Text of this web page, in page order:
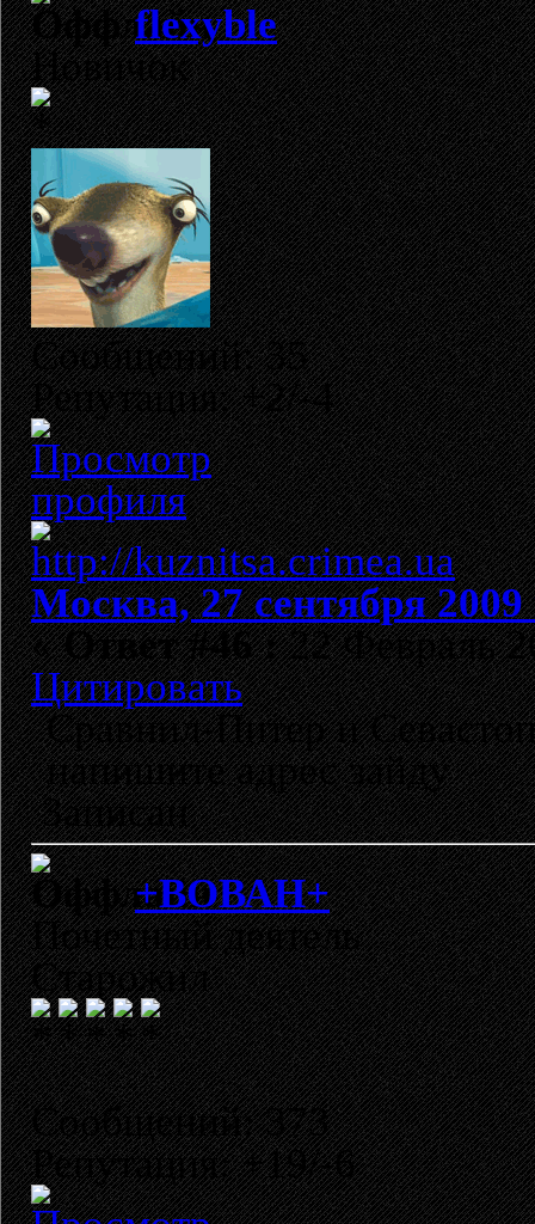
flexyble
Новичок
Сообщений: 35
Репутация: +2/-4
Москва, 27 сентября 2009
«Ответ #46 :22 Февраль
Цитировать
Сравнил-Питер и
напишите адрес зайду
Записан
+ВОВАН+
Почетный деятель
Старожил
Сообщений: 373
Репутация: +19/-6